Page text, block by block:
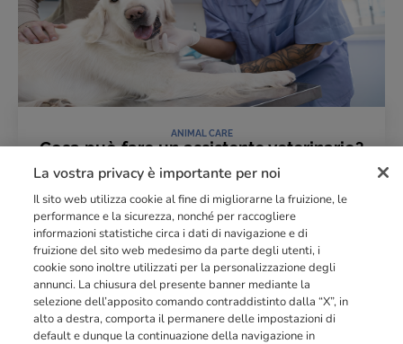
ANIMAL CARE
Cosa può fare un assistente veterinario?
Mansioni, limiti e competenze
13 Maggio 2026
LEGGI L'ARTICOLO
Punto di riferimento didimensione europeanellaformazione
professionale orientata al mercato del lavoro con più di140.000 studenti
raggiunti e formati all’anno tra Spagna, Portogallo e Italia.
La vostra privacy è importante per noi
Il sito web utilizza cookie al fine di migliorarne la fruizione, le
performance e la sicurezza, nonché per raccogliere
informazioni statistiche circa i dati di navigazione e di
fruizione del sito web medesimo da parte degli utenti, i
cookie sono inoltre utilizzati per la personalizzazione degli
annunci. La chiusura del presente banner mediante la
selezione dell’apposito comando contraddistinto dalla “X”, in
alto a destra, comporta il permanere delle impostazioni di
default e dunque la continuazione della navigazione in